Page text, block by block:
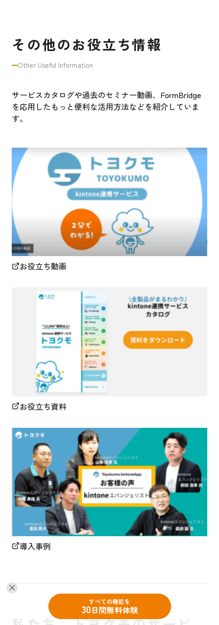
その他のお役立ち情報
Other Useful Information
サービスカタログや過去のセミナー動画、FormBridge
を応用したもっと便利な活用方法などを紹介していま
す。
お役立ち動画
お役立ち資料
導入事例
すべての機能を
30日間無料体験